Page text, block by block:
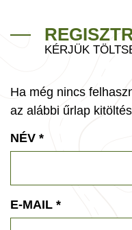
KÉRJÜK
Ha még nincs
az alábbi űrlap
NÉV *
E-MAIL *